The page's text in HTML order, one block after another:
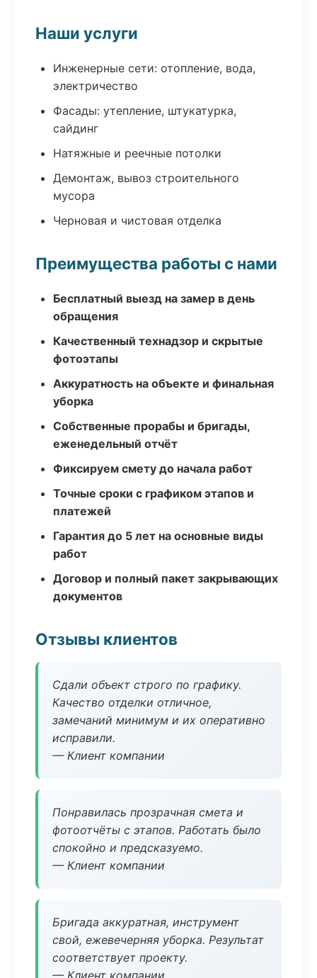
Наши услуги
Инженерные сети: отопление, вода,
электричество
Фасады: утепление, штукатурка,
сайдинг
Натяжные и реечные потолки
Демонтаж, вывоз строительного
мусора
Черновая и чистовая отделка
Преимущества работы с нами
Бесплатный выезд на замер в день
обращения
Качественный технадзор и скрытые
фотоэтапы
Аккуратность на объекте и финальная
уборка
Собственные прорабы и бригады,
еженедельный отчёт
Фиксируем смету до начала работ
Точные сроки с графиком этапов и
платежей
Гарантия до 5 лет на основные виды
работ
Договор и полный пакет закрывающих
документов
Отзывы клиентов
Сдали объект строго по графику.
Качество отделки отличное,
замечаний минимум и их оперативно
исправили.
— Клиент компании
Понравилась прозрачная смета и
фотоотчёты с этапов. Работать было
спокойно и предсказуемо.
— Клиент компании
Бригада аккуратная, инструмент
свой, ежевечерняя уборка. Результат
соответствует проекту.
— Клиент компании